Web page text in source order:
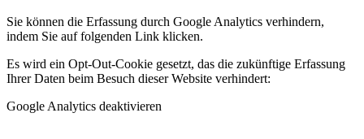
Sie können die Erfassung durch Google Analytics verhindern,
indem Sie auf folgenden Link klicken.
Es wird ein Opt-Out-Cookie gesetzt, das die zukünftige Erfassung
Ihrer Daten beim Besuch dieser Website verhindert:
Google Analytics deaktivieren